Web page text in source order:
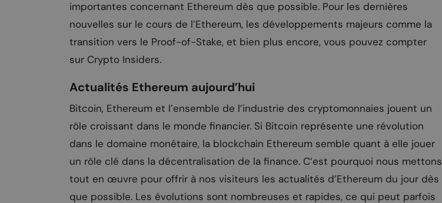
importantes concernant Ethereum dès que possible. Pour les dernières
nouvelles sur le cours de l’Ethereum, les développements majeurs comme la
transition vers le Proof-of-Stake, et bien plus encore, vous pouvez compter
sur Crypto Insiders.
Actualités Ethereum aujourd’hui
Bitcoin, Ethereum et l’ensemble de l’industrie des cryptomonnaies jouent un
rôle croissant dans le monde financier. Si Bitcoin représente une révolution
dans le domaine monétaire, la blockchain Ethereum semble quant à elle jouer
un rôle clé dans la décentralisation de la finance. C’est pourquoi nous mettons
tout en œuvre pour offrir à nos visiteurs les actualités d’Ethereum du jour dès
que possible. Les évolutions sont nombreuses et rapides, ce qui peut parfois